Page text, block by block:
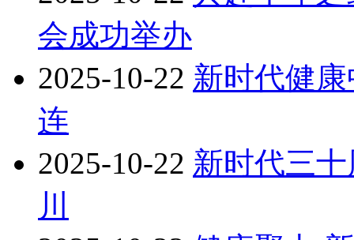
会成功举办
2025-10-22 新时代健
连
2025-10-22 新时代三
川